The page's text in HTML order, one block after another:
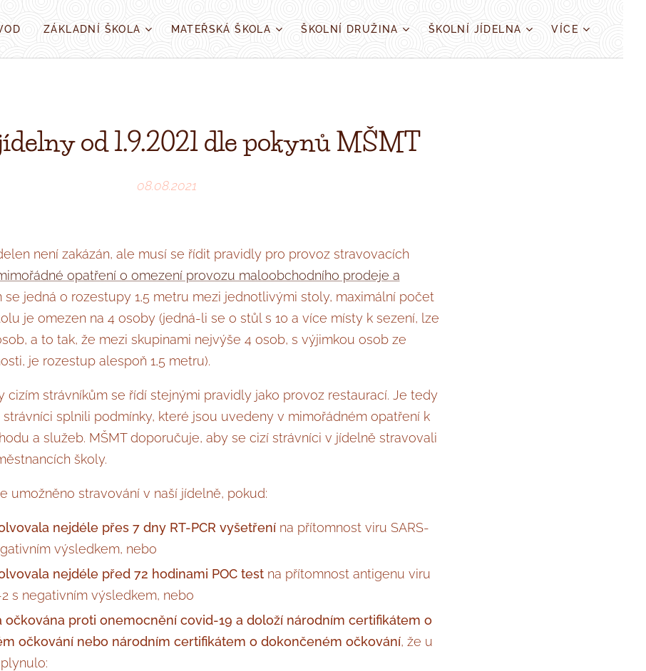
ZÁKLADNÍ ŠKOLA MATEŘSKÁ ŠKOLA ŠKOLNÍ DRUŽINA ŠKOLNÍ JÍDELNA VÍCE
od 1.9.2021 dle pokynů MŠMT
08.08.2021
není zakázán, ale musí se řídit pravidly pro provoz stravovacích
opatření o omezení provozu maloobchodního prodeje a
se jedná o rozestupy 1,5 metru mezi jednotlivými stoly, maximální počet
je omezen na 4 osoby (jedná-li se o stůl s 10 a více místy k sezení, lze
a to tak, že mezi skupinami nejvýše 4 osob, s výjimkou osob ze
je rozestup alespoň 1,5 metru).
cizím strávníkům se řídí stejnými pravidly jako provoz restaurací. Je tedy
splnili podmínky, které jsou uvedeny v mimořádném opatření k
a služeb. MŠMT doporučuje, aby se cizí strávníci v jídelně stravovali
školy.
umožněno stravování v naší jídelně, pokud:
nejdéle přes 7 dny RT-PCR vyšetřenína přítomnost viru SARS-
výsledkem, nebo
nejdéle před 72 hodinami POC testna přítomnost antigenu viru
2 s negativním výsledkem, nebo
očkována proti onemocnění covid-19 a doloží národním certifikátem o
očkování nebo národním certifikátem o dokončeném očkování, že u